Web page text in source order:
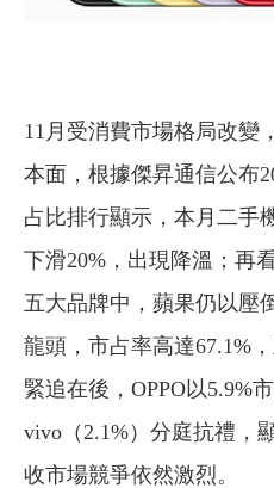
11月受消費市場格局改變
本面，根據傑昇通信公布
占比排行顯示，本月二手
下滑20%，出現降溫；再
五大品牌中，蘋果仍以壓
龍頭，市占率高達67.1%
緊追在後，OPPO以5.9%
vivo（2.1%）分庭抗禮，
收市場競爭依然激烈。